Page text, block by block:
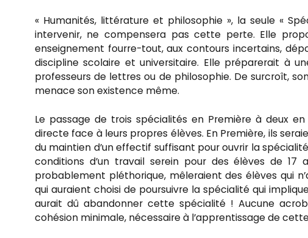
« Humanités, littérature et philosophie », la seule «
intervenir, ne compensera pas cette perte. Elle
enseignement fourre-tout, aux contours incertains,
discipline scolaire et universitaire. Elle préparerait à
professeurs de lettres ou de philosophie. De surcroît,
menace son existence même.
Le passage de trois spécialités en Première à deux
directe face à leurs propres élèves. En Première, ils
du maintien d’un effectif suffisant pour ouvrir la
conditions d’un travail serein pour des élèves de 17
probablement pléthorique, mêleraient des élèves qui
qui auraient choisi de poursuivre la spécialité qui
aurait dû abandonner cette spécialité ! Aucune
cohésion minimale, nécessaire à l’apprentissage de